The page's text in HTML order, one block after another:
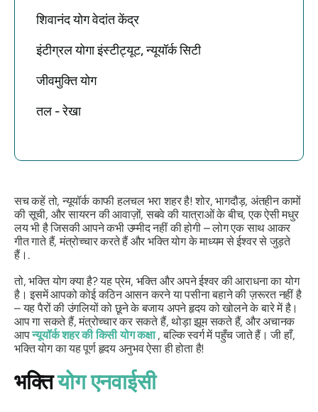
शिवानंद योग वेदांत केंद्र
इंटीग्रल योगा इंस्टीट्यूट, न्यूयॉर्क सिटी
जीवमुक्ति योग
तल - रेखा
सच कहें तो, न्यूयॉर्क काफी हलचल भरा शहर है! शोर, भागदौड़, अंतहीन कामों
की सूची, और सायरन की आवाज़ों, सबवे की यात्राओं के बीच, एक ऐसी मधुर
लय भी है जिसकी आपने कभी उम्मीद नहीं की होगी – लोग एक साथ आकर
गीत गाते हैं, मंत्रोच्चार करते हैं और भक्ति योग के माध्यम से ईश्वर से जुड़ते
हैं।.
तो,भक्ति योग क्या है?यह प्रेम, भक्ति और अपने ईश्वर की आराधना का योग
है। इसमें आपको कोई कठिन आसन करने या पसीना बहाने की ज़रूरत नहीं है
– यह पैरों की उंगलियों को छूने के बजाय अपने हृदय को खोलने के बारे में है।
आप गा सकते हैं, मंत्रोच्चार कर सकते हैं, थोड़ा झूम सकते हैं, और अचानक
आपन्यूयॉर्क शहर की किसी योग कक्षा, बल्कि स्वर्ग में पहुँच जाते हैं।जी हाँ,
भक्ति योग का यह पूर्ण हृदय अनुभव ऐसा ही होता है!
भक्तियोग एनवाईसी